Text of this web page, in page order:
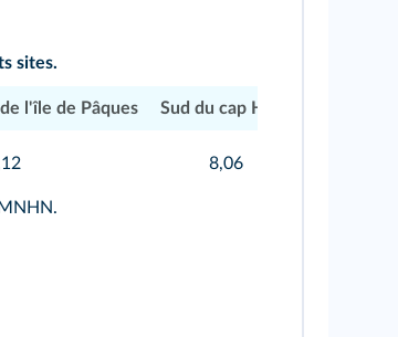
sites.
l'île de Pâques Sud du cap Horn
8,06